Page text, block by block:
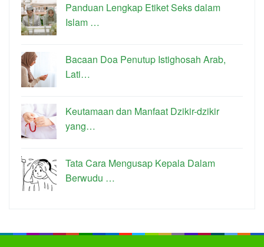
Panduan Lengkap Etiket Seks dalam
Islam …
Bacaan Doa Penutup Istighosah Arab,
Lati…
Keutamaan dan Manfaat Dzikir-dzikir
yang…
Tata Cara Mengusap Kepala Dalam
Berwudu …